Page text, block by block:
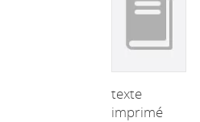
texte
imprimé